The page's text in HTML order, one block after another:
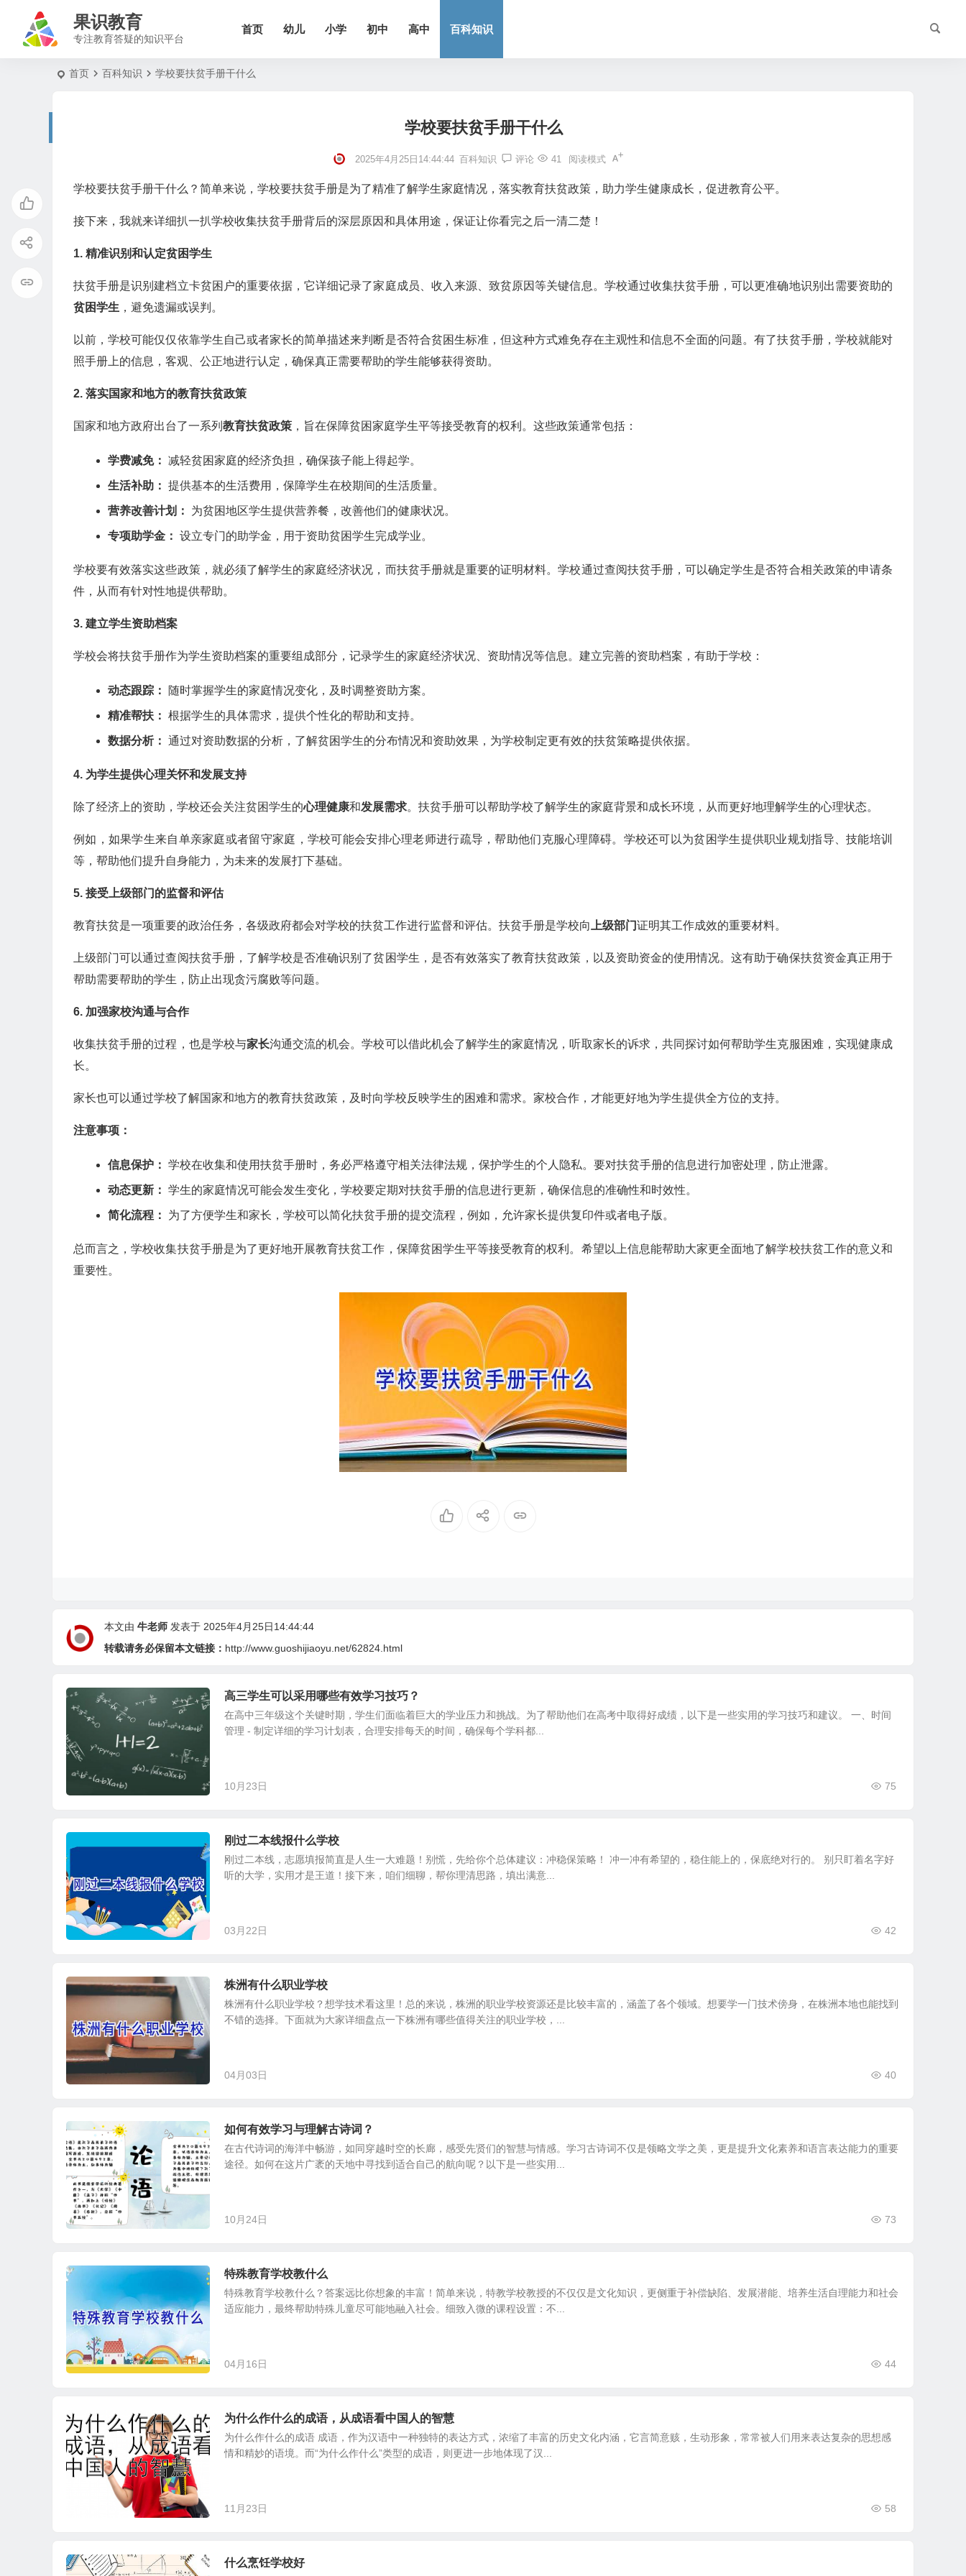
果识教育
专注教育答疑的知识平台
首页 幼儿 小学 初中 高中 百科知识
首页 百科知识 学校要扶贫手册干什么
学校要扶贫手册干什么
2025年4月25日14:44:44 百科知识 评论 41 阅读模式
学校要扶贫手册干什么？简单来说，学校要扶贫手册是为了精准了解学生家庭情况，落实教育扶贫政策，助力学生健康成长，促进教育公平。
接下来，我就来详细扒一扒学校收集扶贫手册背后的深层原因和具体用途，保证让你看完之后一清二楚！
1. 精准识别和认定贫困学生
扶贫手册是识别建档立卡贫困户的重要依据，它详细记录了家庭成员、收入来源、致贫原因等关键信息。学校通过收集扶贫手册，可以更准确地识别出需要资助的
贫困学生 ，避免遗漏或误判。
以前，学校可能仅仅依靠学生自己或者家长的简单描述来判断是否符合贫困生标准，但这种方式难免存在主观性和信息不全面的问题。有了扶贫手册，学校就能对
照手册上的信息，客观、公正地进行认定，确保真正需要帮助的学生能够获得资助。
2. 落实国家和地方的教育扶贫政策
国家和地方政府出台了一系列 教育扶贫政策 ，旨在保障贫困家庭学生平等接受教育的权利。这些政策通常包括：
学费减免： 减轻贫困家庭的经济负担，确保孩子能上得起学。
生活补助： 提供基本的生活费用，保障学生在校期间的生活质量。
营养改善计划： 为贫困地区学生提供营养餐，改善他们的健康状况。
专项助学金： 设立专门的助学金，用于资助贫困学生完成学业。
学校要有效落实这些政策，就必须了解学生的家庭经济状况，而扶贫手册就是重要的证明材料。学校通过查阅扶贫手册，可以确定学生是否符合相关政策的申请条
件，从而有针对性地提供帮助。
3. 建立学生资助档案
学校会将扶贫手册作为学生资助档案的重要组成部分，记录学生的家庭经济状况、资助情况等信息。建立完善的资助档案，有助于学校：
动态跟踪： 随时掌握学生的家庭情况变化，及时调整资助方案。
精准帮扶： 根据学生的具体需求，提供个性化的帮助和支持。
数据分析： 通过对资助数据的分析，了解贫困学生的分布情况和资助效果，为学校制定更有效的扶贫策略提供依据。
4. 为学生提供心理关怀和发展支持
除了经济上的资助，学校还会关注贫困学生的心理健康和发展需求。扶贫手册可以帮助学校了解学生的家庭背景和成长环境，从而更好地理解学生的心理状态。
例如，如果学生来自单亲家庭或者留守家庭，学校可能会安排心理老师进行疏导，帮助他们克服心理障碍。学校还可以为贫困学生提供职业规划指导、技能培训
等，帮助他们提升自身能力，为未来的发展打下基础。
5. 接受上级部门的监督和评估
教育扶贫是一项重要的政治任务，各级政府都会对学校的扶贫工作进行监督和评估。扶贫手册是学校向 上级部门证明其工作成效的重要材料。
上级部门可以通过查阅扶贫手册，了解学校是否准确识别了贫困学生，是否有效落实了教育扶贫政策，以及资助资金的使用情况。这有助于确保扶贫资金真正用于
帮助需要帮助的学生，防止出现贪污腐败等问题。
6. 加强家校沟通与合作
收集扶贫手册的过程，也是学校与家长沟通交流的机会。学校可以借此机会了解学生的家庭情况，听取家长的诉求，共同探讨如何帮助学生克服困难，实现健康成
长。
家长也可以通过学校了解国家和地方的教育扶贫政策，及时向学校反映学生的困难和需求。家校合作，才能更好地为学生提供全方位的支持。
注意事项：
信息保护： 学校在收集和使用扶贫手册时，务必严格遵守相关法律法规，保护学生的个人隐私。要对扶贫手册的信息进行加密处理，防止泄露。
动态更新： 学生的家庭情况可能会发生变化，学校要定期对扶贫手册的信息进行更新，确保信息的准确性和时效性。
简化流程： 为了方便学生和家长，学校可以简化扶贫手册的提交流程，例如，允许家长提供复印件或者电子版。
总而言之，学校收集扶贫手册是为了更好地开展教育扶贫工作，保障贫困学生平等接受教育的权利。希望以上信息能帮助大家更全面地了解学校扶贫工作的意义和
重要性。
本文由 牛老师 发表于 2025年4月25日14:44:44
转载请务必保留本文链接： http://www.guoshijiaoyu.net/62824.html
高三学生可以采用哪些有效学习技巧？
在高中三年级这个关键时期，学生们面临着巨大的学业压力和挑战。为了帮助他们在高考中取得好成绩，以下是一些实用的学习技巧和建议。 一、时间
管理 - 制定详细的学习计划表，合理安排每天的时间，确保每个学科都...
10月23日 75
刚过二本线报什么学校
刚过二本线，志愿填报简直是人生一大难题！别慌，先给你个总体建议：冲稳保策略！ 冲一冲有希望的，稳住能上的，保底绝对行的。 别只盯着名字好
听的大学，实用才是王道！接下来，咱们细聊，帮你理清思路，填出满意...
03月22日 42
株洲有什么职业学校
株洲有什么职业学校？想学技术看这里！总的来说，株洲的职业学校资源还是比较丰富的，涵盖了各个领域。想要学一门技术傍身，在株洲本地也能找到
不错的选择。下面就为大家详细盘点一下株洲有哪些值得关注的职业学校，...
04月03日 40
如何有效学习与理解古诗词？
在古代诗词的海洋中畅游，如同穿越时空的长廊，感受先贤们的智慧与情感。学习古诗词不仅是领略文学之美，更是提升文化素养和语言表达能力的重要
途径。如何在这片广袤的天地中寻找到适合自己的航向呢？以下是一些实用...
10月24日 73
特殊教育学校教什么
特殊教育学校教什么？答案远比你想象的丰富！简单来说，特教学校教授的不仅仅是文化知识，更侧重于补偿缺陷、发展潜能、培养生活自理能力和社会
适应能力，最终帮助特殊儿童尽可能地融入社会。细致入微的课程设置：不...
04月16日 44
为什么作什么的成语，从成语看中国人的智慧
为什么作什么的成语 成语，作为汉语中一种独特的表达方式，浓缩了丰富的历史文化内涵，它言简意赅，生动形象，常常被人们用来表达复杂的思想感
情和精妙的语境。而“为什么作什么”类型的成语，则更进一步地体现了汉...
11月23日 58
什么烹饪学校好